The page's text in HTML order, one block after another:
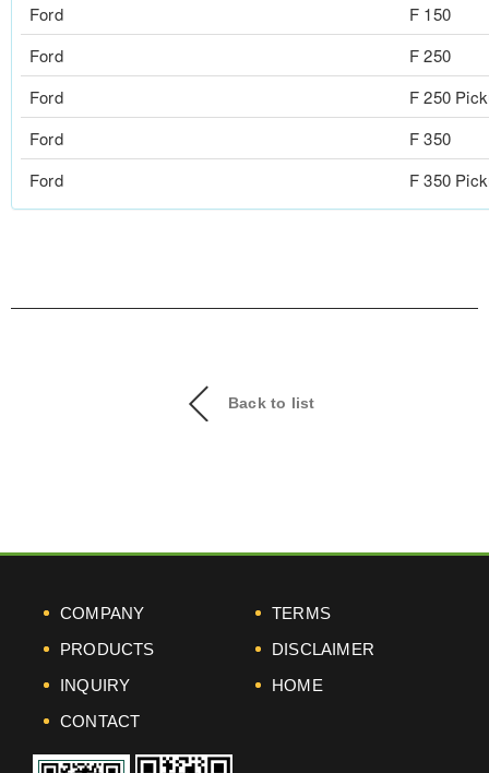
Ford
F 150
Ford
F 250
Ford
F 250
Ford
F 350
Ford
F 350
Back to list
COMPANY
TERMS
PRODUCTS
DISCLAIMER
INQUIRY
HOME
CONTACT